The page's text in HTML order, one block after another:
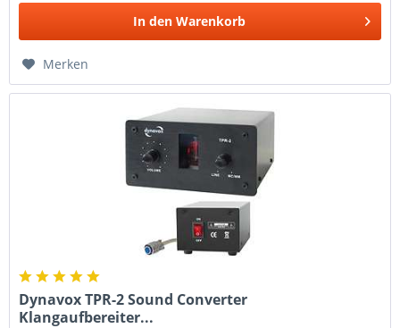
In den Warenkorb
Merken
Dynavox TPR-2 Sound Converter
Klangaufbereiter...